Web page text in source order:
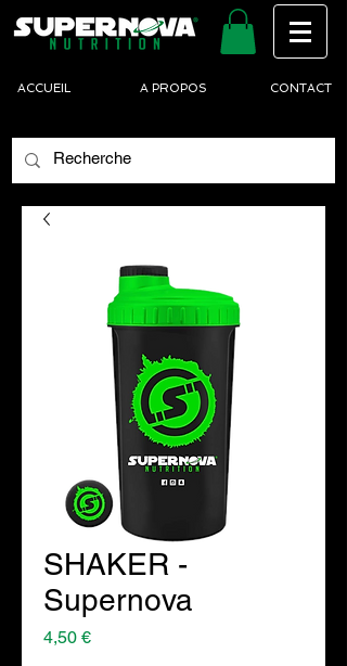
ACCUEIL A PROPOS CONTACT
SHAKER -
Supernova
4,50 €Prix